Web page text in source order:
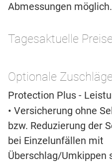
Abmessungen möglich.
Tagesaktuelle
Optionale Zuschläge
Protection Plus -
• Versicherung ohne
bzw. Reduzierung der
bei Einzelunfällen mit
Überschlag/Umkippen